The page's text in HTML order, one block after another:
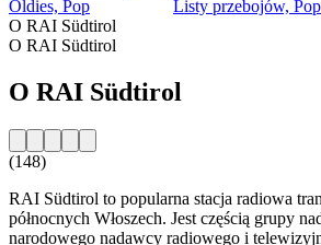
Oldies, Pop
Listy przebojów, Pop
O RAI Südtirol
O RAI Südtirol
O RAI Südtirol
(148)
RAI Südtirol to popularna stacja radiowa
północnych Włoszech. Jest częścią grupy
narodowego nadawcy radiowego i